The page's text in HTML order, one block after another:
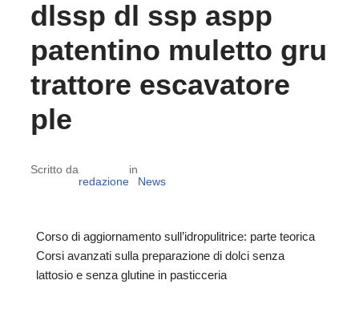
dlssp dl ssp aspp
patentino muletto gru
trattore escavatore
ple
Scritto da
redazione
in
News
Corso di aggiornamento sull’idropulitrice: parte teorica
Corsi avanzati sulla preparazione di dolci senza
lattosio e senza glutine in pasticceria